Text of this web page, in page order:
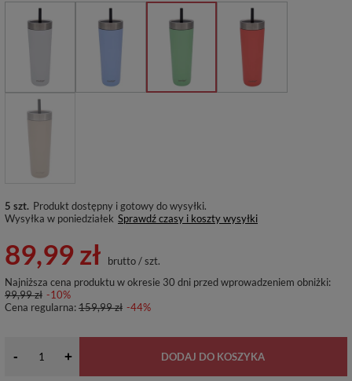
5 szt. Produkt dostępny i gotowy do wysyłki
Wysyłka w poniedziałek Sprawdź czasy i koszty wysyłki
89,99 zł brutto/szt.
Najniższa cena produktu w okresie 30 dni przed wprowadzeniem obniżki:
99,99 zł -10%
Cena regularna:159,99 zł -44%
- + DODAJ DO KOSZYKA